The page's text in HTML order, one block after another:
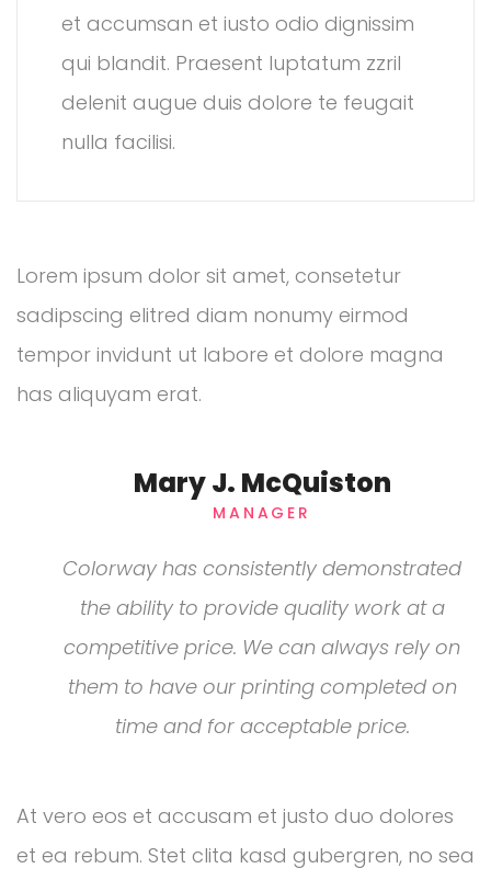
et accumsan et iusto odio dignissim
qui blandit. Praesent luptatum zzril
delenit augue duis dolore te feugait
nulla facilisi.
Lorem ipsum dolor sit amet, consetetur
sadipscing elitred diam nonumy eirmod
tempor invidunt ut labore et dolore magna
has aliquyam erat.
Mary J. McQuiston
MANAGER
Colorway has consistently demonstrated
the ability to provide quality work at a
competitive price. We can always rely on
them to have our printing completed on
time and for acceptable price.
At vero eos et accusam et justo duo dolores
et ea rebum. Stet clita kasd gubergren, no sea